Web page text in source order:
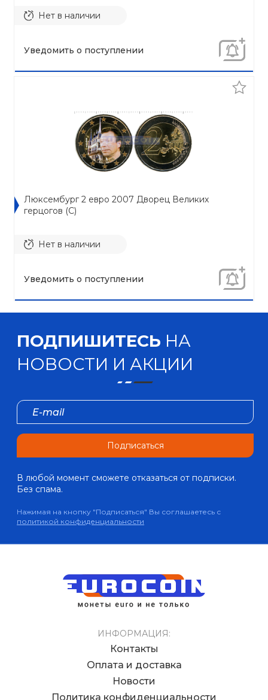
Нет в наличии
Уведомить о поступлении
Люксембург 2 евро 2007 Дворец Великих
герцогов (C)
Нет в наличии
Уведомить о поступлении
ПОДПИШИТЕСЬ НА
НОВОСТИ И АКЦИИ
Подписаться
В любой момент сможете отказаться от подписки.
Без спама.
Нажимая на кнопку "Подписаться" Вы соглашаетесь с
политикой конфиденциальности
ИНФОРМАЦИЯ:
Контакты
Оплата и доставка
Новости
Политика конфиденциальности